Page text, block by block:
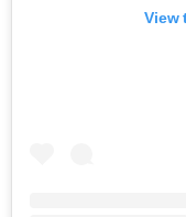
View